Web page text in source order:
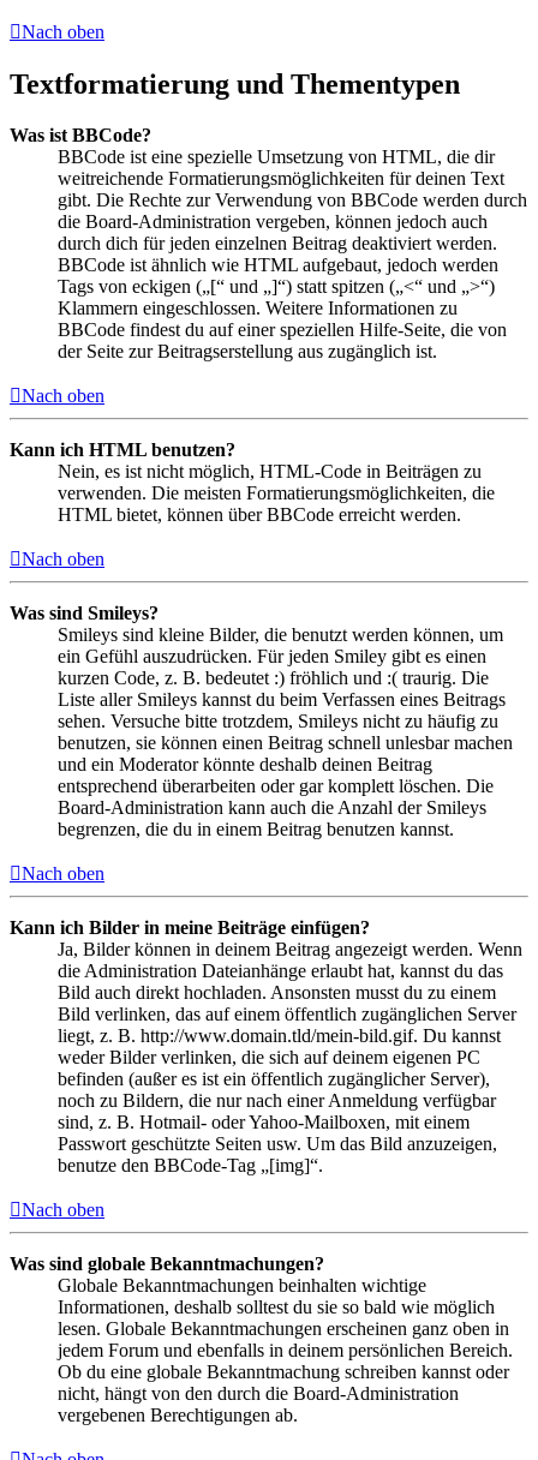
Nach oben
Textformatierung und Thementypen
Was ist BBCode?
BBCode ist eine spezielle Umsetzung von HTML, die dir
weitreichende Formatierungsmöglichkeiten für deinen Text
gibt. Die Rechte zur Verwendung von BBCode werden durch
die Board-Administration vergeben, können jedoch auch
durch dich für jeden einzelnen Beitrag deaktiviert werden.
BBCode ist ähnlich wie HTML aufgebaut, jedoch werden
Tags von eckigen („[“ und „]“) statt spitzen („<“ und „>“)
Klammern eingeschlossen. Weitere Informationen zu
BBCode findest du auf einer speziellen Hilfe-Seite, die von
der Seite zur Beitragserstellung aus zugänglich ist.
Nach oben
Kann ich HTML benutzen?
Nein, es ist nicht möglich, HTML-Code in Beiträgen zu
verwenden. Die meisten Formatierungsmöglichkeiten, die
HTML bietet, können über BBCode erreicht werden.
Nach oben
Was sind Smileys?
Smileys sind kleine Bilder, die benutzt werden können, um
ein Gefühl auszudrücken. Für jeden Smiley gibt es einen
kurzen Code, z. B. bedeutet :) fröhlich und :( traurig. Die
Liste aller Smileys kannst du beim Verfassen eines Beitrags
sehen. Versuche bitte trotzdem, Smileys nicht zu häufig zu
benutzen, sie können einen Beitrag schnell unlesbar machen
und ein Moderator könnte deshalb deinen Beitrag
entsprechend überarbeiten oder gar komplett löschen. Die
Board-Administration kann auch die Anzahl der Smileys
begrenzen, die du in einem Beitrag benutzen kannst.
Nach oben
Kann ich Bilder in meine Beiträge einfügen?
Ja, Bilder können in deinem Beitrag angezeigt werden. Wenn
die Administration Dateianhänge erlaubt hat, kannst du das
Bild auch direkt hochladen. Ansonsten musst du zu einem
Bild verlinken, das auf einem öffentlich zugänglichen Server
liegt, z. B. http://www.domain.tld/mein-bild.gif. Du kannst
weder Bilder verlinken, die sich auf deinem eigenen PC
befinden (außer es ist ein öffentlich zugänglicher Server),
noch zu Bildern, die nur nach einer Anmeldung verfügbar
sind, z. B. Hotmail- oder Yahoo-Mailboxen, mit einem
Passwort geschützte Seiten usw. Um das Bild anzuzeigen,
benutze den BBCode-Tag „[img]“.
Nach oben
Was sind globale Bekanntmachungen?
Globale Bekanntmachungen beinhalten wichtige
Informationen, deshalb solltest du sie so bald wie möglich
lesen. Globale Bekanntmachungen erscheinen ganz oben in
jedem Forum und ebenfalls in deinem persönlichen Bereich.
Ob du eine globale Bekanntmachung schreiben kannst oder
nicht, hängt von den durch die Board-Administration
vergebenen Berechtigungen ab.